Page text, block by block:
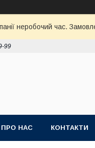
неробочий час.
99
ПРО НАС КОНТАКТИ